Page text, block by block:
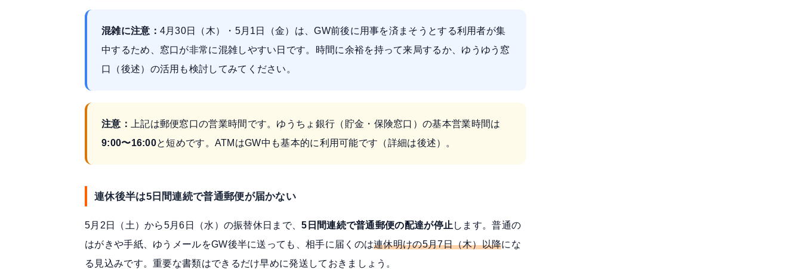
混雑に注意： 4月30日（木）・5月1日（金）は、GW前後に用事を済まそうとする利用者が集
中するため、窓口が非常に混雑しやすい日です。時間に余裕を持って来局するか、ゆうゆう窓
口（後述）の活用も検討してみてください。
注意：
上記は郵便窓口の営業時間です。ゆうちょ銀行（貯金・保険窓口）の基本営業時間は
9:00〜16:00と短めです。ATMはGW中も基本的に利用可能です（詳細は後述）。
連休後半は5日間連続で普通郵便が届かない
5月2日（土）から5月6日（水）の振替休日まで、5日間連続で普通郵便の配達が停止 します。普通の
はがきや手紙、ゆうメールをGW後半に送っても、相手に届くのは連休明けの5月7日（木）以降にな
る見込みです。重要な書類はできるだけ早めに発送しておきましょう。